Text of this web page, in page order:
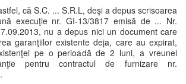
că S.C. ... S.R.L, deşi a depus scrisoarea
execuţie nr. GI-13/3817 emisă de ... Nr.
nu a depus nici un document care
garanţiilor existente deja, care au expirat,
pe o perioadă de 2 luni, a vreunei
pentru contractul de furnizare nr.